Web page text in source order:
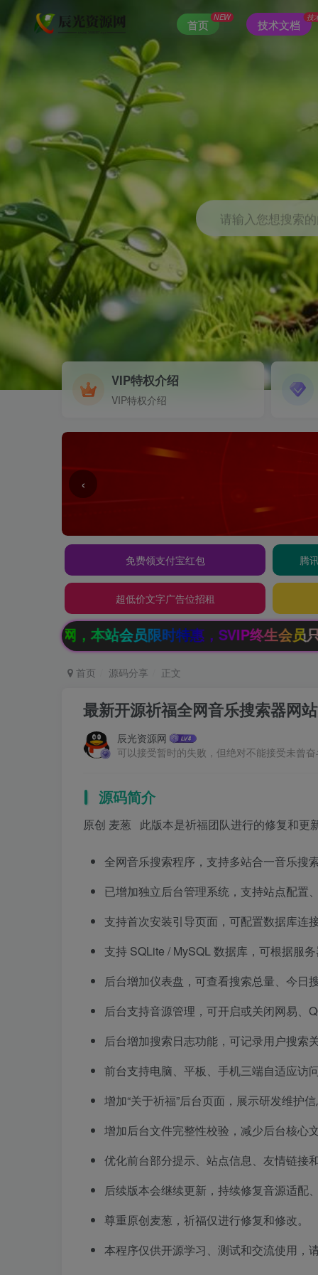
首页
NEW
技术文档
技
请输入您想搜索
VIP特权介绍
VIP特权介绍
‹
免费领支付宝红包 腾
超低价文字广告位招租
惠，SVIP终生会员只需99元
首页 源码分享 正文
最新开源祈福全网音乐搜索器网
辰光资源网
可以接受暂时的失败，但绝对不能接受未曾
源码简介
原创 麦葱 此版本是祈福团队进行的修复和更
全网音乐搜索程序，支持多站合一音乐搜
已增加独立后台管理系统，支持站点配置
支持首次安装引导页面，可配置数据库连
支持 SQLite / MySQL 数据库，可根据服
后台增加仪表盘，可查看搜索总量、今日
后台支持音源管理，可开启或关闭网易、
后台增加搜索日志功能，可记录用户搜索
前台支持电脑、平板、手机三端自适应访
增加“关于祈福”后台页面，展示研发维护
增加后台文件完整性校验，减少后台核心
优化前台部分提示、站点信息、友情链接
后续版本会继续更新，持续修复音源适配
尊重原创麦葱，祈福仅进行修复和修改。
本程序仅供开源学习、测试和交流使用，